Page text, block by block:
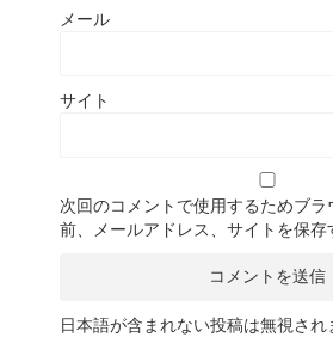
メール
サイト
次回のコメントで使用するためブラ
前、メールアドレス、サイトを保存
日本語が含まれない投稿は無視され